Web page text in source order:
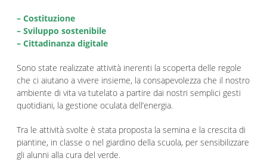
– Costituzione
– Sviluppo sostenibile
– Cittadinanza digitale
Sono state realizzate attività inerenti la scoperta delle regole
che ci aiutano a vivere insieme, la consapevolezza che il nostro
ambiente di vita va tutelato a partire dai nostri semplici gesti
quotidiani, la gestione oculata dell’energia.
Tra le attività svolte è stata proposta la semina e la crescita di
piantine, in classe o nel giardino della scuola, per sensibilizzare
gli alunni alla cura del verde.